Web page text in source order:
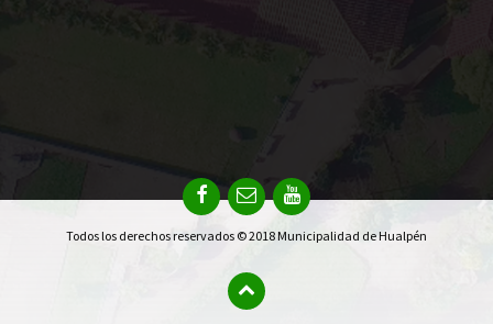
Todos los derechos reservados © 2018 Municipalidad de Hualpén